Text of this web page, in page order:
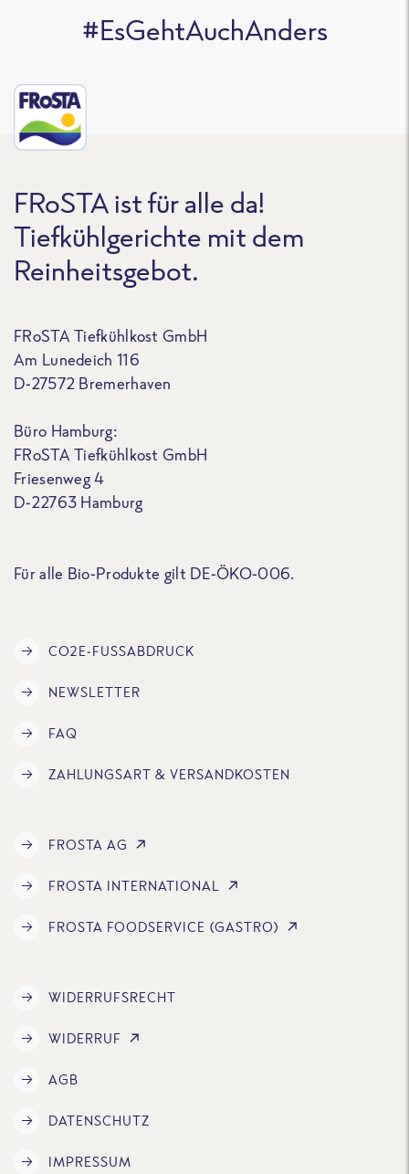
#EsGehtAuchAnders
FRoSTA ist für alle da!
Tiefkühlgerichte mit dem
Reinheitsgebot.
FRoSTA Tiefkühlkost GmbH
Am Lunedeich 116
D-27572 Bremerhaven
Büro Hamburg:
FRoSTA Tiefkühlkost GmbH
Friesenweg 4
D-22763 Hamburg
Für alle Bio-Produkte gilt DE-ÖKO-006.
CO2E-FUSSABDRUCK
NEWSLETTER
FAQ
ZAHLUNGSART & VERSANDKOSTEN
FROSTA AG
FROSTA INTERNATIONAL
FROSTA FOODSERVICE (GASTRO)
WIDERRUFSRECHT
WIDERRUF
AGB
DATENSCHUTZ
IMPRESSUM